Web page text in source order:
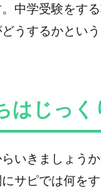
中学受験をす
うするかとい
はじっく
いきましょう
サピでは何を